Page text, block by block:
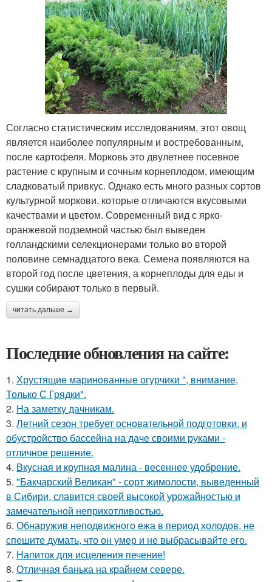
Согласно статистическим исследованиям, этот овощ
является наиболее популярным и востребованным,
после картофеля. Морковь это двулетнее посевное
растение с крупным и сочным корнеплодом, имеющим
сладковатый привкус. Однако есть много разных сортов
культурной моркови, которые отличаются вкусовыми
качествами и цветом. Современный вид с ярко-
оранжевой подземной частью был выведен
голландскими селекционерами только во второй
половине семнадцатого века. Семена появляются на
второй год после цветения, а корнеплоды для еды и
сушки собирают только в первый.
читать дальше →
Последние обновления на сайте:
1. Хрустящие маринованные огурчики ", внимание,
Только С Грядки".
2. На заметку дачникам.
3. Летний сезон требует основательной подготовки, и
обустройство бассейна на даче своими руками -
отличное решение.
4. Вкусная и крупная малина - весеннее удобрение.
5. "Бакчарский Великан" - сорт жимолости, выведенный
в Сибири, славится своей высокой урожайностью и
замечательной неприхотливостью.
6. Обнаружив неподвижного ежа в период холодов, не
спешите думать, что он умер и не выбрасывайте его.
7. Напиток для исцеления печение!
8. Отличная банька на крайнем севере.